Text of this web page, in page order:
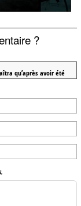
?
qu’après avoir été